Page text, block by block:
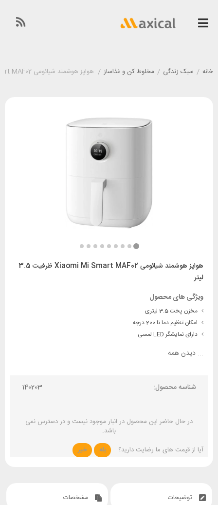
خانه / سبک زندگی / مخلوط کن و غذاساز / هواپز هوشمند شیائومی Xiaomi Mi Smart MAF02 ظرفیت 3.5 لیتر
هواپز هوشمند شیائومی Xiaomi Mi Smart MAF02 ظرفیت 3.5
لیتر
ویژگی های محصول
مخزن پخت 3.5 لیتری
امکان تنظیم دما تا 200 درجه
دارای نمایشگر LED لمسی
... دیدن همه
شناسه محصول: 140203
در حال حاضر این محصول در انبار موجود نیست و در دسترس نمی
باشد.
آیا از قیمت های ما رضایت دارید؟
بله خیر
توضیحات مشخصات